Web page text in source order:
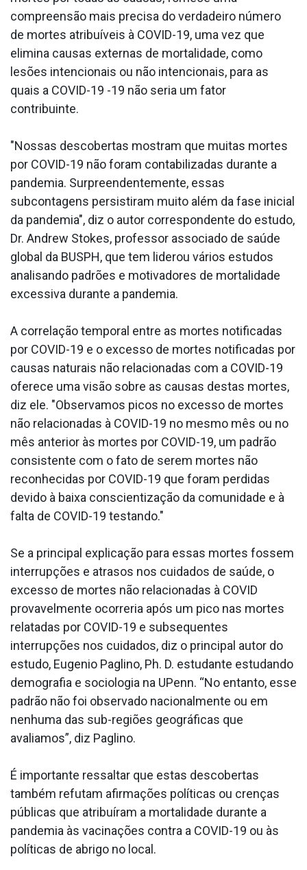
compreensão mais precisa do verdadeiro número
de mortes atribuíveis à COVID-19, uma vez que
elimina causas externas de mortalidade, como
lesões intencionais ou não intencionais, para as
quais a COVID-19 -19 não seria um fator
contribuinte.
"Nossas descobertas mostram que muitas mortes
por COVID-19 não foram contabilizadas durante a
pandemia. Surpreendentemente, essas
subcontagens persistiram muito além da fase inicial
da pandemia", diz o autor correspondente do estudo,
Dr. Andrew Stokes, professor associado de saúde
global da BUSPH, que tem liderou vários estudos
analisando padrões e motivadores de mortalidade
excessiva durante a pandemia.
A correlação temporal entre as mortes notificadas
por COVID-19 e o excesso de mortes notificadas por
causas naturais não relacionadas com a COVID-19
oferece uma visão sobre as causas destas mortes,
diz ele. "Observamos picos no excesso de mortes
não relacionadas à COVID-19 no mesmo mês ou no
mês anterior às mortes por COVID-19, um padrão
consistente com o fato de serem mortes não
reconhecidas por COVID-19 que foram perdidas
devido à baixa conscientização da comunidade e à
falta de COVID-19 testando."
Se a principal explicação para essas mortes fossem
interrupções e atrasos nos cuidados de saúde, o
excesso de mortes não relacionadas à COVID
provavelmente ocorreria após um pico nas mortes
relatadas por COVID-19 e subsequentes
interrupções nos cuidados, diz o principal autor do
estudo, Eugenio Paglino, Ph. D. estudante estudando
demografia e sociologia na UPenn. “No entanto, esse
padrão não foi observado nacionalmente ou em
nenhuma das sub-regiões geográficas que
avaliamos”, diz Paglino.
É importante ressaltar que estas descobertas
também refutam afirmações políticas ou crenças
públicas que atribuíram a mortalidade durante a
pandemia às vacinações contra a COVID-19 ou às
políticas de abrigo no local.